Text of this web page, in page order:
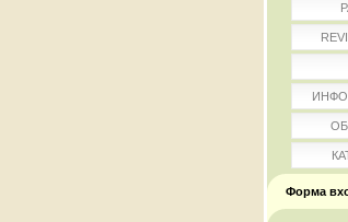
Форма